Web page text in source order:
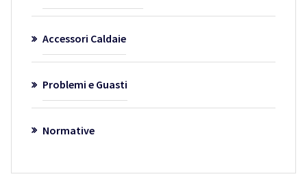
Accessori Caldaie
Problemi e Guasti
Normative